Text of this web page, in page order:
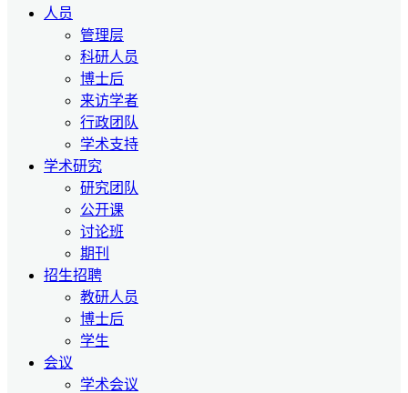
人员
管理层
科研人员
博士后
来访学者
行政团队
学术支持
学术研究
研究团队
公开课
讨论班
期刊
招生招聘
教研人员
博士后
学生
会议
学术会议